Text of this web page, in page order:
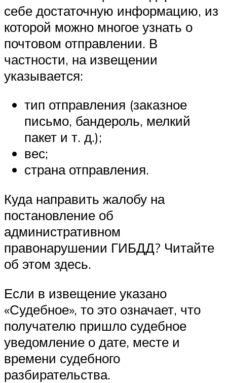
себе достаточную информацию, из
которой можно многое узнать о
почтовом отправлении. В
частности, на извещении
указывается:
тип отправления (заказное
письмо, бандероль, мелкий
пакет и т. д.);
вес;
страна отправления.
Куда направить жалобу на
постановление об
административном
правонарушении ГИБДД? Читайте
об этом здесь.
Если в извещение указано
«Судебное», то это означает, что
получателю пришло судебное
уведомление о дате, месте и
времени судебного
разбирательства.